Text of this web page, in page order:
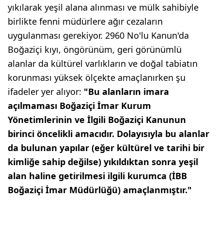
yıkılarak yeşil alana alınması ve mülk sahibiyle
birlikte fenni müdürlere ağır cezaların
uygulanması gerekiyor. 2960 No'lu Kanun'da
Boğaziçi kıyı, öngörünüm, geri görünümlü
alanlar da kültürel varlıkların ve doğal tabiatın
korunması yüksek ölçekte amaçlanırken şu
ifadeler yer alıyor: "Bu alanların imara
açılmaması Boğaziçi İmar Kurum
Yönetimlerinin ve İlgili Boğaziçi Kanunun
birinci öncelikli amacıdır. Dolayısıyla bu alanlar
da bulunan yapılar (eğer kültürel ve tarihi bir
kimliğe sahip değilse) yıkıldıktan sonra yeşil
alan haline getirilmesi ilgili kurumca (İBB
Boğaziçi İmar Müdürlüğü) amaçlanmıştır."